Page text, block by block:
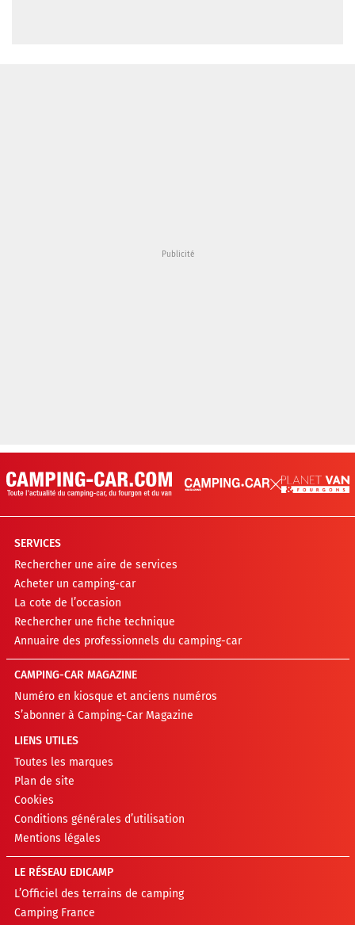
SERVICES
Rechercher une aire de services
Acheter un camping-car
La cote de l’occasion
Rechercher une fiche technique
Annuaire des professionnels du camping-car
CAMPING-CAR MAGAZINE
Numéro en kiosque et anciens numéros
S’abonner à Camping-Car Magazine
LIENS UTILES
Toutes les marques
Plan de site
Cookies
Conditions générales d’utilisation
Mentions légales
LE RÉSEAU EDICAMP
L’Officiel des terrains de camping
Camping France